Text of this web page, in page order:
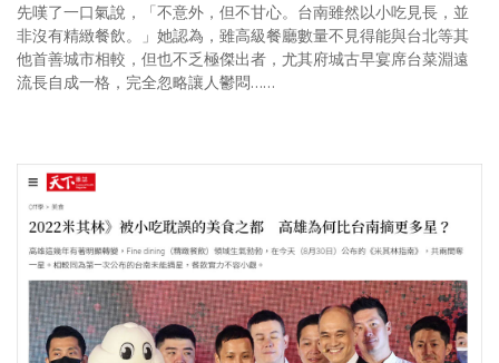
餐桌週記
享樂隨手拍
影音區
創意出版服務
歷史區
關於Yilan
個人著作
先嘆了一口氣說，「不意外，但不甘心。台南雖然以小吃見長，並
非沒有精緻餐飲。」她認為，雖高級餐廳數量不見得能與台北等其
他首善城市相較，但也不乏極傑出者，尤其府城古早宴席台菜淵遠
流長自成一格，完全忽略讓人鬱悶……